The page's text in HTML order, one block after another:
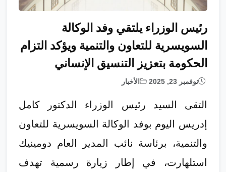
رئيس الوزراء يلتقي وفد الوكالة
السويسرية للتعاون والتنمية ويؤكد التزام
الحكومة بتعزيز التنسيق الإنساني
نوفمبر 23, 2025 الأخبار
التقى السيد رئيس الوزراء الدكتور كامل
إدريس اليوم بوفد الوكالة السويسرية للتعاون
والتنمية، برئاسة نائب المدير العام دومينيك
استلهارت، في إطار زيارة رسمية تهدف